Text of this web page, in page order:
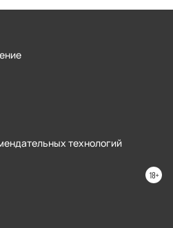
технологий